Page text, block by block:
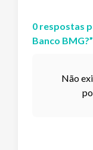
0 respostas
Banco BMG?
Não